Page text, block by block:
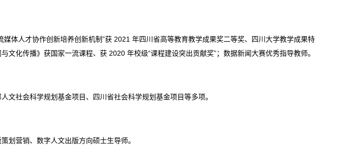
体人才协作创新培养创新机制”获 2021 年四川省高等教育教学成果奖二等奖、四川大学教学成果特
文化传播》获国家一流课程、获 2020 年校级“课程建设突出贡献奖”；数据新闻大赛优秀指导教师。
文社会科学规划基金项目、四川省社会科学规划基金项目等多项。
划营销、数字人文出版方向硕士生导师。